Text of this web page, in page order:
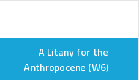
Skip to main content
A Litany for the
Anthropocene (W6)